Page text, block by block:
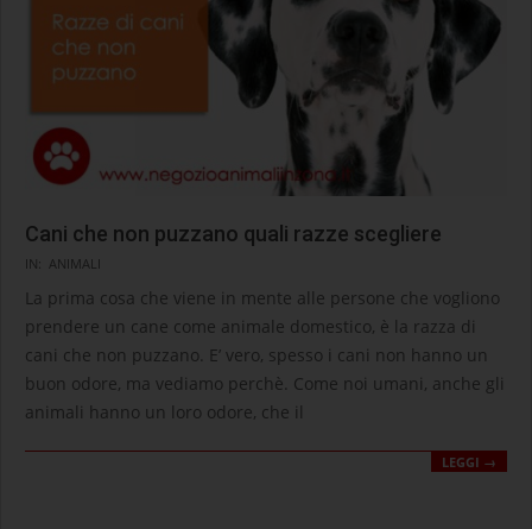
Cani che non puzzano quali razze scegliere
2021-
03-
27
IN: ANIMALI
La prima cosa che viene in mente alle persone che vogliono
prendere un cane come animale domestico, è la razza di
cani che non puzzano. E’ vero, spesso i cani non hanno un
buon odore, ma vediamo perchè. Come noi umani, anche gli
animali hanno un loro odore, che il
LEGGI →